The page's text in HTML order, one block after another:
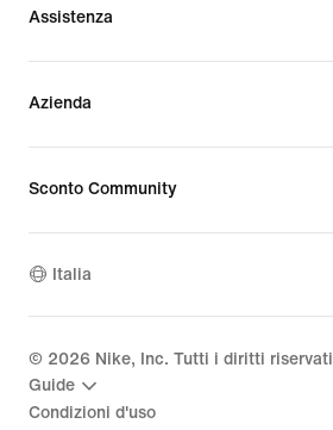
Assistenza
Azienda
Sconto Community
Italia
© 2026 Nike, Inc. Tutti i diritti riservati
Guide
Condizioni d'uso